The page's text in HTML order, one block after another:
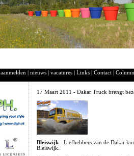
aanmelden nieuws vacatures Links Contact Column
17 Maart 2011 - Dakar Truck brengt
Bleiswijk - Liefhebbers van de Dakar
Bleiswijk.